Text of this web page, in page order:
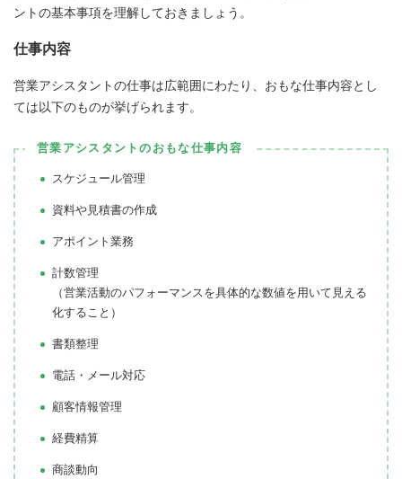
ントの基本事項を理解しておきましょう。
仕事内容
営業アシスタントの仕事は広範囲にわたり、おもな仕事内容とし
ては以下のものが挙げられます。
営業アシスタントのおもな仕事内容
スケジュール管理
資料や見積書の作成
アポイント業務
計数管理
（営業活動のパフォーマンスを具体的な数値を用いて見える
化すること）
書類整理
電話・メール対応
顧客情報管理
経費精算
商談動向